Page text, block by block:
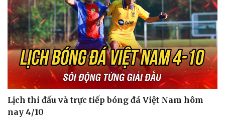
Thể thao
Bóng đá
Lịch thi đấu bóng đá
Thế giới thể thao
eSports
Hậu trường
Ô tô - Xe máy
Ô tô
Xe máy
Tư vấn
Lịch thi đấu và trực tiếp bóng đá Việt Nam hôm
nay 4/10